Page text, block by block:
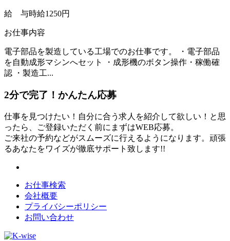
給 与時給1250円
お仕事内容
電子部品を製造している工場でのお仕事です。 ・電子部品
を自動成形マシンへセット ・成形機のボタン操作・稼働確
認 ・製造工...
2分で完了！かんたん応募
仕事を見つけたい！自分に合う求人を紹介して欲しい！と思
ったら、ご登録いただく前にまずはWEB応募。
ご来社の予約などがスムーズに行えるようになります。頑張
るあなたをワイズが徹底サポート致します!!
お仕事検索
会社概要
プライバシーポリシー
お問い合わせ